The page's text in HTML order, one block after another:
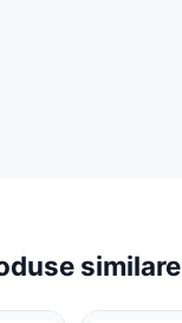
similare